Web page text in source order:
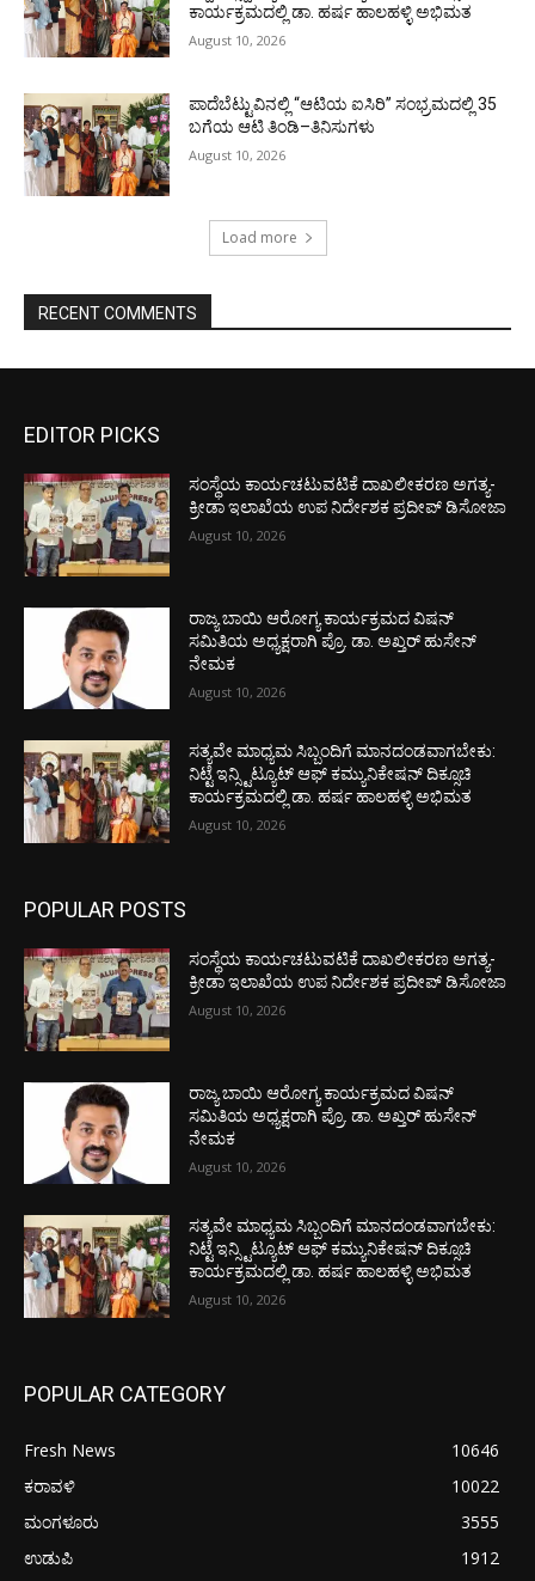
ಕಾರ್ಯಕ್ರಮದಲ್ಲಿ ಡಾ. ಹರ್ಷ ಹಾಲಹಳ್ಳಿ ಅಭಿಮತ
August 10, 2026
ಪಾದೆಬೆಟ್ಟುವಿನಲ್ಲಿ “ಆಟಿಯ ಐಸಿರಿ’’ ಸಂಭ್ರಮದಲ್ಲಿ 35
ಬಗೆಯ ಆಟಿ ತಿಂಡಿ–ತಿನಿಸುಗಳು
August 10, 2026
Load more
RECENT COMMENTS
EDITOR PICKS
ಸಂಸ್ಥೆಯ ಕಾರ್ಯಚಟುವಟಿಕೆ ದಾಖಲೀಕರಣ ಅಗತ್ಯ-
ಕ್ರೀಡಾ ಇಲಾಖೆಯ ಉಪ ನಿರ್ದೇಶಕ ಪ್ರದೀಪ್ ಡಿಸೋಜಾ
August 10, 2026
ರಾಜ್ಯ ಬಾಯಿ ಆರೋಗ್ಯ ಕಾರ್ಯಕ್ರಮದ ವಿಷನ್
ಸಮಿತಿಯ ಅಧ್ಯಕ್ಷರಾಗಿ ಪ್ರೊ. ಡಾ. ಅಖ್ತರ್ ಹುಸೇನ್
ನೇಮಕ
August 10, 2026
ಸತ್ಯವೇ ಮಾಧ್ಯಮ ಸಿಬ್ಬಂದಿಗೆ ಮಾನದಂಡವಾಗಬೇಕು:
ನಿಟ್ಟೆ ಇನ್ಸ್ಟಿಟ್ಯೂಟ್ ಆಫ್ ಕಮ್ಯುನಿಕೇಷನ್ ದಿಕ್ಸೂಚಿ
ಕಾರ್ಯಕ್ರಮದಲ್ಲಿ ಡಾ. ಹರ್ಷ ಹಾಲಹಳ್ಳಿ ಅಭಿಮತ
August 10, 2026
POPULAR POSTS
ಸಂಸ್ಥೆಯ ಕಾರ್ಯಚಟುವಟಿಕೆ ದಾಖಲೀಕರಣ ಅಗತ್ಯ-
ಕ್ರೀಡಾ ಇಲಾಖೆಯ ಉಪ ನಿರ್ದೇಶಕ ಪ್ರದೀಪ್ ಡಿಸೋಜಾ
August 10, 2026
ರಾಜ್ಯ ಬಾಯಿ ಆರೋಗ್ಯ ಕಾರ್ಯಕ್ರಮದ ವಿಷನ್
ಸಮಿತಿಯ ಅಧ್ಯಕ್ಷರಾಗಿ ಪ್ರೊ. ಡಾ. ಅಖ್ತರ್ ಹುಸೇನ್
ನೇಮಕ
August 10, 2026
ಸತ್ಯವೇ ಮಾಧ್ಯಮ ಸಿಬ್ಬಂದಿಗೆ ಮಾನದಂಡವಾಗಬೇಕು:
ನಿಟ್ಟೆ ಇನ್ಸ್ಟಿಟ್ಯೂಟ್ ಆಫ್ ಕಮ್ಯುನಿಕೇಷನ್ ದಿಕ್ಸೂಚಿ
ಕಾರ್ಯಕ್ರಮದಲ್ಲಿ ಡಾ. ಹರ್ಷ ಹಾಲಹಳ್ಳಿ ಅಭಿಮತ
August 10, 2026
POPULAR CATEGORY
Fresh News
10646
ಕರಾವಳಿ
10022
ಮಂಗಳೂರು
3555
ಉಡುಪಿ
1912